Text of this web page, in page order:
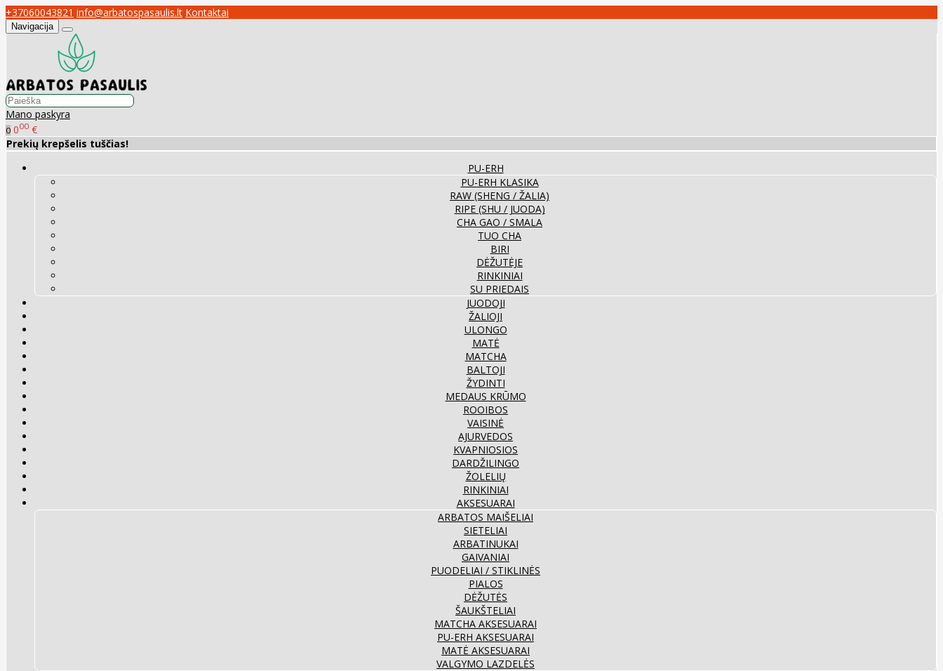
+37060043821 info@arbatospasaulis.lt Kontaktai
Navigacija
Mano paskyra
0 000 €
Prekių krepšelis tuščias!
PU-ERH
PU-ERH KLASIKA
RAW (SHENG / ŽALIA)
RIPE (SHU / JUODA)
CHA GAO / SMALA
TUO CHA
BIRI
DĖŽUTĖJE
RINKINIAI
SU PRIEDAIS
JUODOJI
ŽALIOJI
ULONGO
MATĖ
MATCHA
BALTOJI
ŽYDINTI
MEDAUS KRŪMO
ROOIBOS
VAISINĖ
AJURVEDOS
KVAPNIOSIOS
DARDŽILINGO
ŽOLELIŲ
RINKINIAI
AKSESUARAI
ARBATOS MAIŠELIAI
SIETELIAI
ARBATINUKAI
GAIVANIAI
PUODELIAI / STIKLINĖS
PIALOS
DĖŽUTĖS
ŠAUKŠTELIAI
MATCHA AKSESUARAI
PU-ERH AKSESUARAI
MATĖ AKSESUARAI
VALGYMO LAZDELĖS